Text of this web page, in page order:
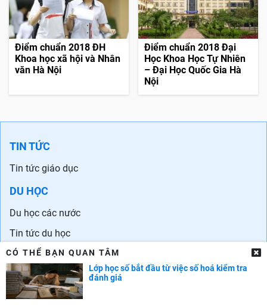
Điểm chuẩn 2018 ĐH
Khoa học xã hội và Nhân
văn Hà Nội
Điểm chuẩn 2018 Đại
Học Khoa Học Tự Nhiên
– Đại Học Quốc Gia Hà
Nội
TIN TỨC
Tin tức giáo dục
DU HỌC
Du học các nước
Tin tức du học
Trung tâm tư vấn Du học
NGOẠI NGỮ
Học tiếng Anh
CÓ THỂ BẠN QUAN TÂM
Lớp học số bắt đầu từ việc số hoá kiểm tra
đánh giá